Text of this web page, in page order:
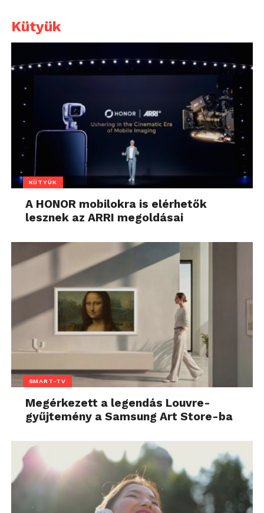
Kütyük
KÜTYÜK
A HONOR mobilokra is elérhetők
lesznek az ARRI megoldásai
SMART-TV
Megérkezett a legendás Louvre-
gyűjtemény a Samsung Art Store-ba